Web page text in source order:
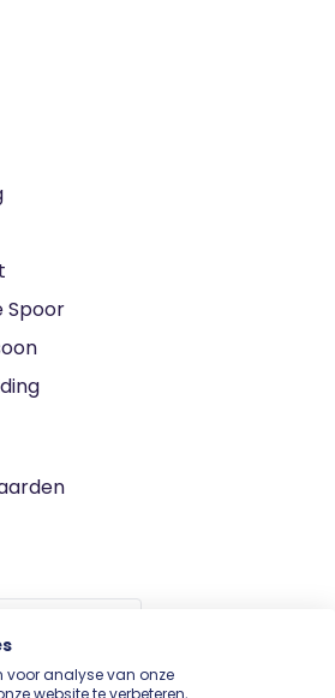
Spoor
en dragen het SNA-keurmerk
voor analyse van onze
website te verbeteren,